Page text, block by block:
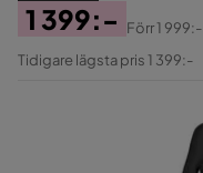
Pris
1 399:-
Original
Förr1 999:-
Tidigare lägsta pris 1 399:-